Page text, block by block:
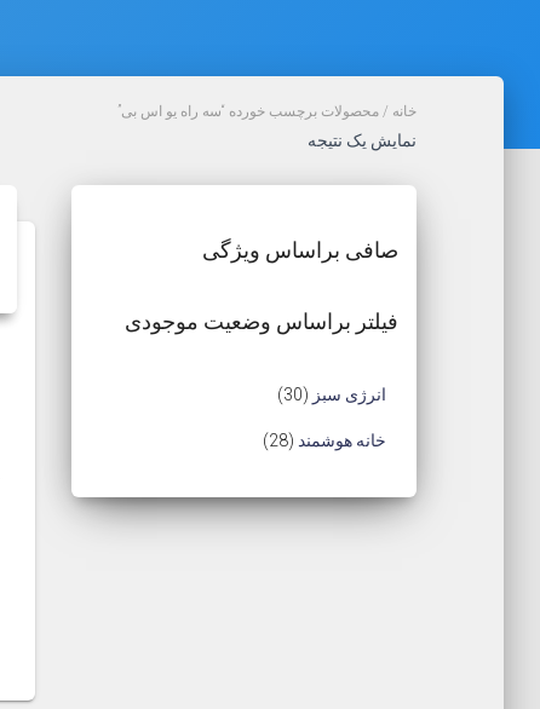
خانه / محصولات برچسب خورده “سه راه یو اس بی”
نمایش یک نتیجه
صافی براساس ویژگی
فیلتر براساس وضعیت موجودی
انرژی سبز 30
3
0
ح
خانه هوشمند 28
2
م